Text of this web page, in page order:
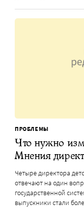
ПРОБЛЕМЫ
Что нужно
Мнения
Четыре директора
отвечают на один
государственной
выпускники стали